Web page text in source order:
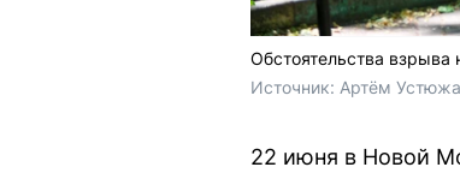
Обстоятельства взрыва
Источник: Артём
22 июня в Новой